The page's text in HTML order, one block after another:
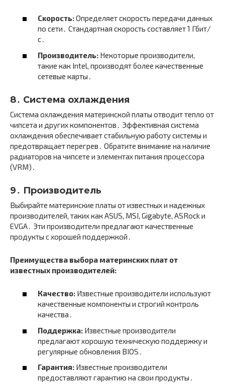
Скорость:Определяет скорость передачи данных
по сети․ Стандартная скорость составляет 1 Гбит/
с․
Производитель: Некоторые производители,
такие как Intel, производят более качественные
сетевые карты․
8․ Система охлаждения
Система охлаждения материнской платы отводит тепло от
чипсета и других компонентов․ Эффективная система
охлаждения обеспечивает стабильную работу системы и
предотвращает перегрев․ Обратите внимание на наличие
радиаторов на чипсете и элементах питания процессора
(VRM)․
9․ Производитель
Выбирайте материнские платы от известных и надежных
производителей, таких как ASUS, MSI, Gigabyte, ASRock и
EVGA․ Эти производители предлагают качественные
продукты с хорошей поддержкой․
Преимущества выбора материнских плат от
известных производителей:
Качество: Известные производители используют
качественные компоненты и строгий контроль
качества․
Поддержка: Известные производители
предлагают хорошую техническую поддержку и
регулярные обновления BIOS․
Гарантия: Известные производители
предоставляют гарантию на свои продукты․